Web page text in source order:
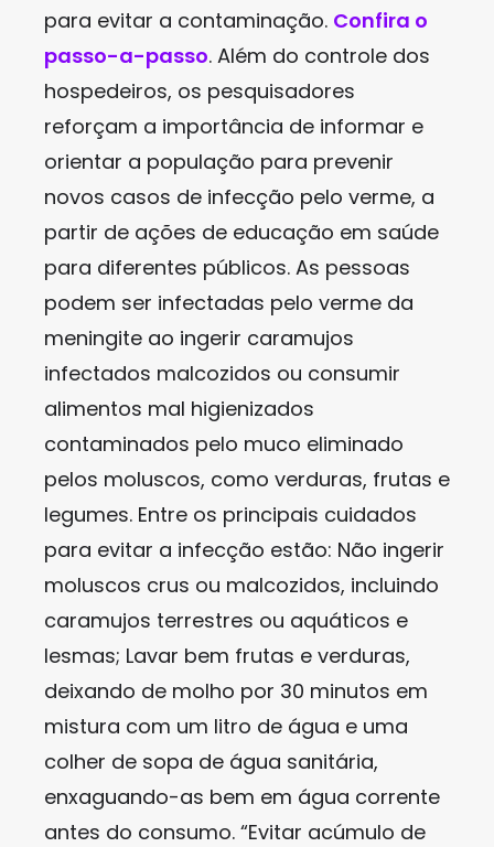
para evitar a contaminação. Confira o
passo-a-passo. Além do controle dos
hospedeiros, os pesquisadores
reforçam a importância de informar e
orientar a população para prevenir
novos casos de infecção pelo verme, a
partir de ações de educação em saúde
para diferentes públicos. As pessoas
podem ser infectadas pelo verme da
meningite ao ingerir caramujos
infectados malcozidos ou consumir
alimentos mal higienizados
contaminados pelo muco eliminado
pelos moluscos, como verduras, frutas e
legumes. Entre os principais cuidados
para evitar a infecção estão: Não ingerir
moluscos crus ou malcozidos, incluindo
caramujos terrestres ou aquáticos e
lesmas; Lavar bem frutas e verduras,
deixando de molho por 30 minutos em
mistura com um litro de água e uma
colher de sopa de água sanitária,
enxaguando-as bem em água corrente
antes do consumo. “Evitar acúmulo de